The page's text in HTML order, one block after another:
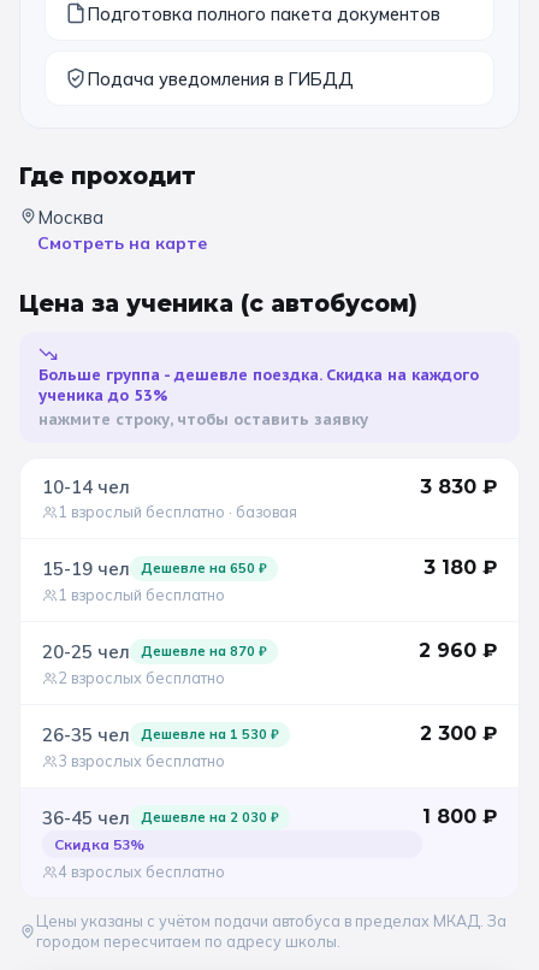
9 класс 10 класс
11 класс
Все предметы
География Ещё 7
🏛️ МУЗЕИ
Все музеи
Дарвиновский музей
Москва
Подмосковье
Золотое кольцо
Подготовка полного пакета документов
Подача уведомления в ГИБДД
Где проходит
Москва
Смотреть на карте
Цена за ученика (с автобусом)
Больше группа - дешевле поездка. Скидка на каждого
ученика до 53%
нажмите строку, чтобы оставить заявку
10-14 чел
1 взрослый бесплатно · базовая
3 830 ₽
15-19 чел Дешевле на 650 ₽
1 взрослый бесплатно
3 180 ₽
20-25 чел Дешевле на 870 ₽
2 взрослых бесплатно
2 960 ₽
26-35 чел Дешевле на 1 530 ₽
3 взрослых бесплатно
2 300 ₽
36-45 чел
Скидка 53%
Дешевле на 2 030 ₽
4 взрослых бесплатно
1 800 ₽
Цены указаны с учётом подачи автобуса в пределах МКАД. За
городом пересчитаем по адресу школы.